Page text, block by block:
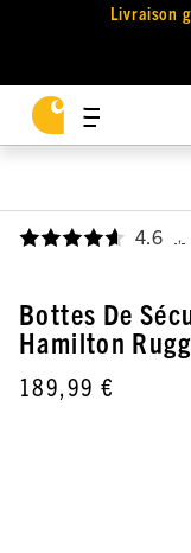
Livraison
4.6 ,
Bottes De
Hamilton
189,99 €